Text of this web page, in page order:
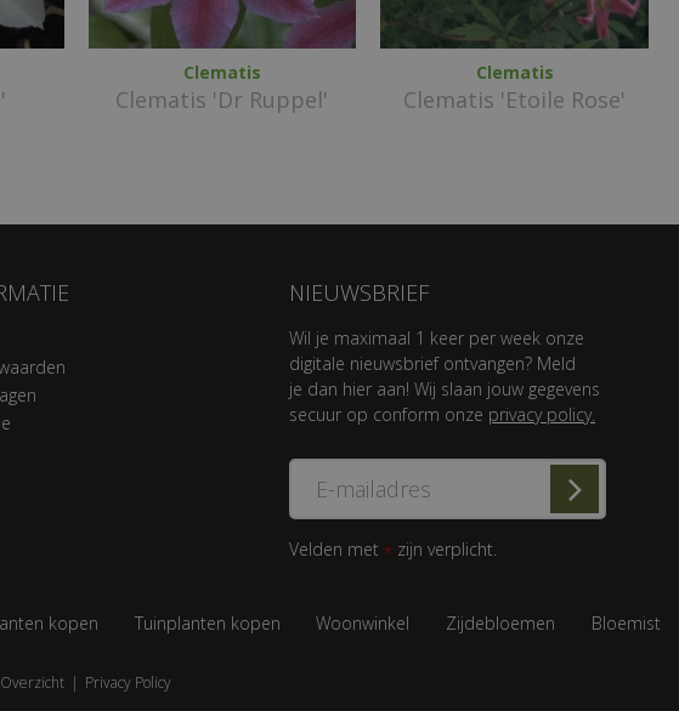
Clematis
Clematis 'Dr Ruppel'
Clematis
Clematis 'Etoile Rose'
NIEUWSBRIEF
Wil je maximaal 1 keer per week onze
digitale nieuwsbrief ontvangen? Meld
je dan hier aan! Wij slaan jouw gegevens
secuur op conform onze privacy policy.
Velden met * zijn verplicht.
kopen Tuinplanten kopen Woonwinkel Zijdebloemen Bloemist
Privacy Policy